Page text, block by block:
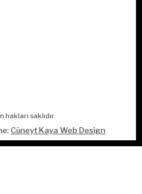
hakları saklıdır.
Cüneyt Kaya Web Design